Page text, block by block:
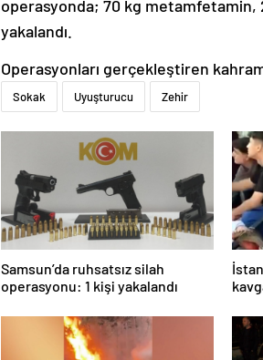
operasyonda; 70 kg metamfetamin,
yakalandı.
Operasyonları gerçekleştiren
Sokak Uyuşturucu Zehir
Samsun’da ruhsatsız silah
operasyonu: 1 kişi yakalandı